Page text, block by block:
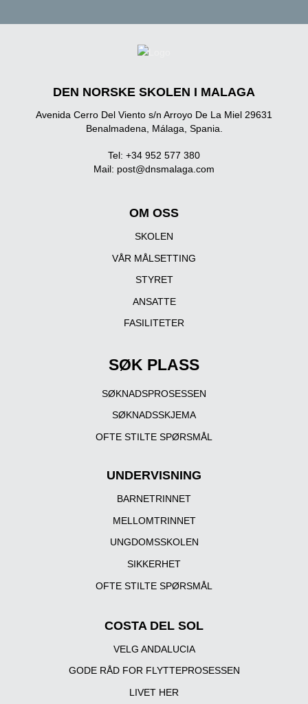
DEN NORSKE SKOLEN I MALAGA
Avenida Cerro Del Viento s/n Arroyo De La Miel 29631
Benalmadena, Málaga, Spania.
Tel: +34 952 577 380
Mail: post@dnsmalaga.com
OM OSS
SKOLEN
VÅR MÅLSETTING
STYRET
ANSATTE
FASILITETER
SØK PLASS
SØKNADSPROSESSEN
SØKNADSSKJEMA
OFTE STILTE SPØRSMÅL
UNDERVISNING
BARNETRINNET
MELLOMTRINNET
UNGDOMSSKOLEN
SIKKERHET
OFTE STILTE SPØRSMÅL
COSTA DEL SOL
VELG ANDALUCIA
GODE RÅD FOR FLYTTEPROSESSEN
LIVET HER